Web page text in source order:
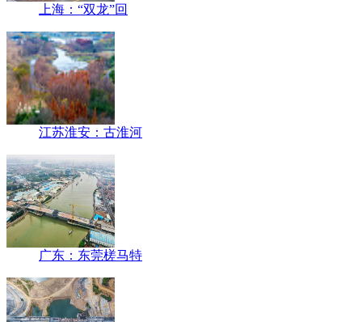
上海：“双龙”回
江苏淮安：古淮河
广东：东莞槎马特